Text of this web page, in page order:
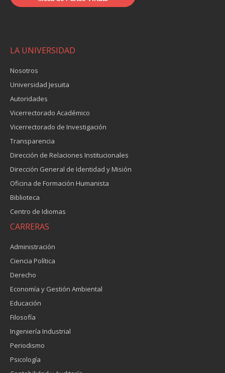
LA UNIVERSIDAD
Nosotros
Universidad Jesuita
Autoridades
Vicerrectorado Académico
Vicerrectorado de Investigación
Transparencia
Dirección de Relaciones Institucionales
Dirección General de Identidad y Misión
Oficina de Formación Humanista
Biblioteca
Centro de Idiomas
CARRERAS
Administración
Ciencia Política
Derecho
Economía y Gestión Ambiental
Educación
Filosofía
Ingeniería Industrial
Periodismo
Psicología